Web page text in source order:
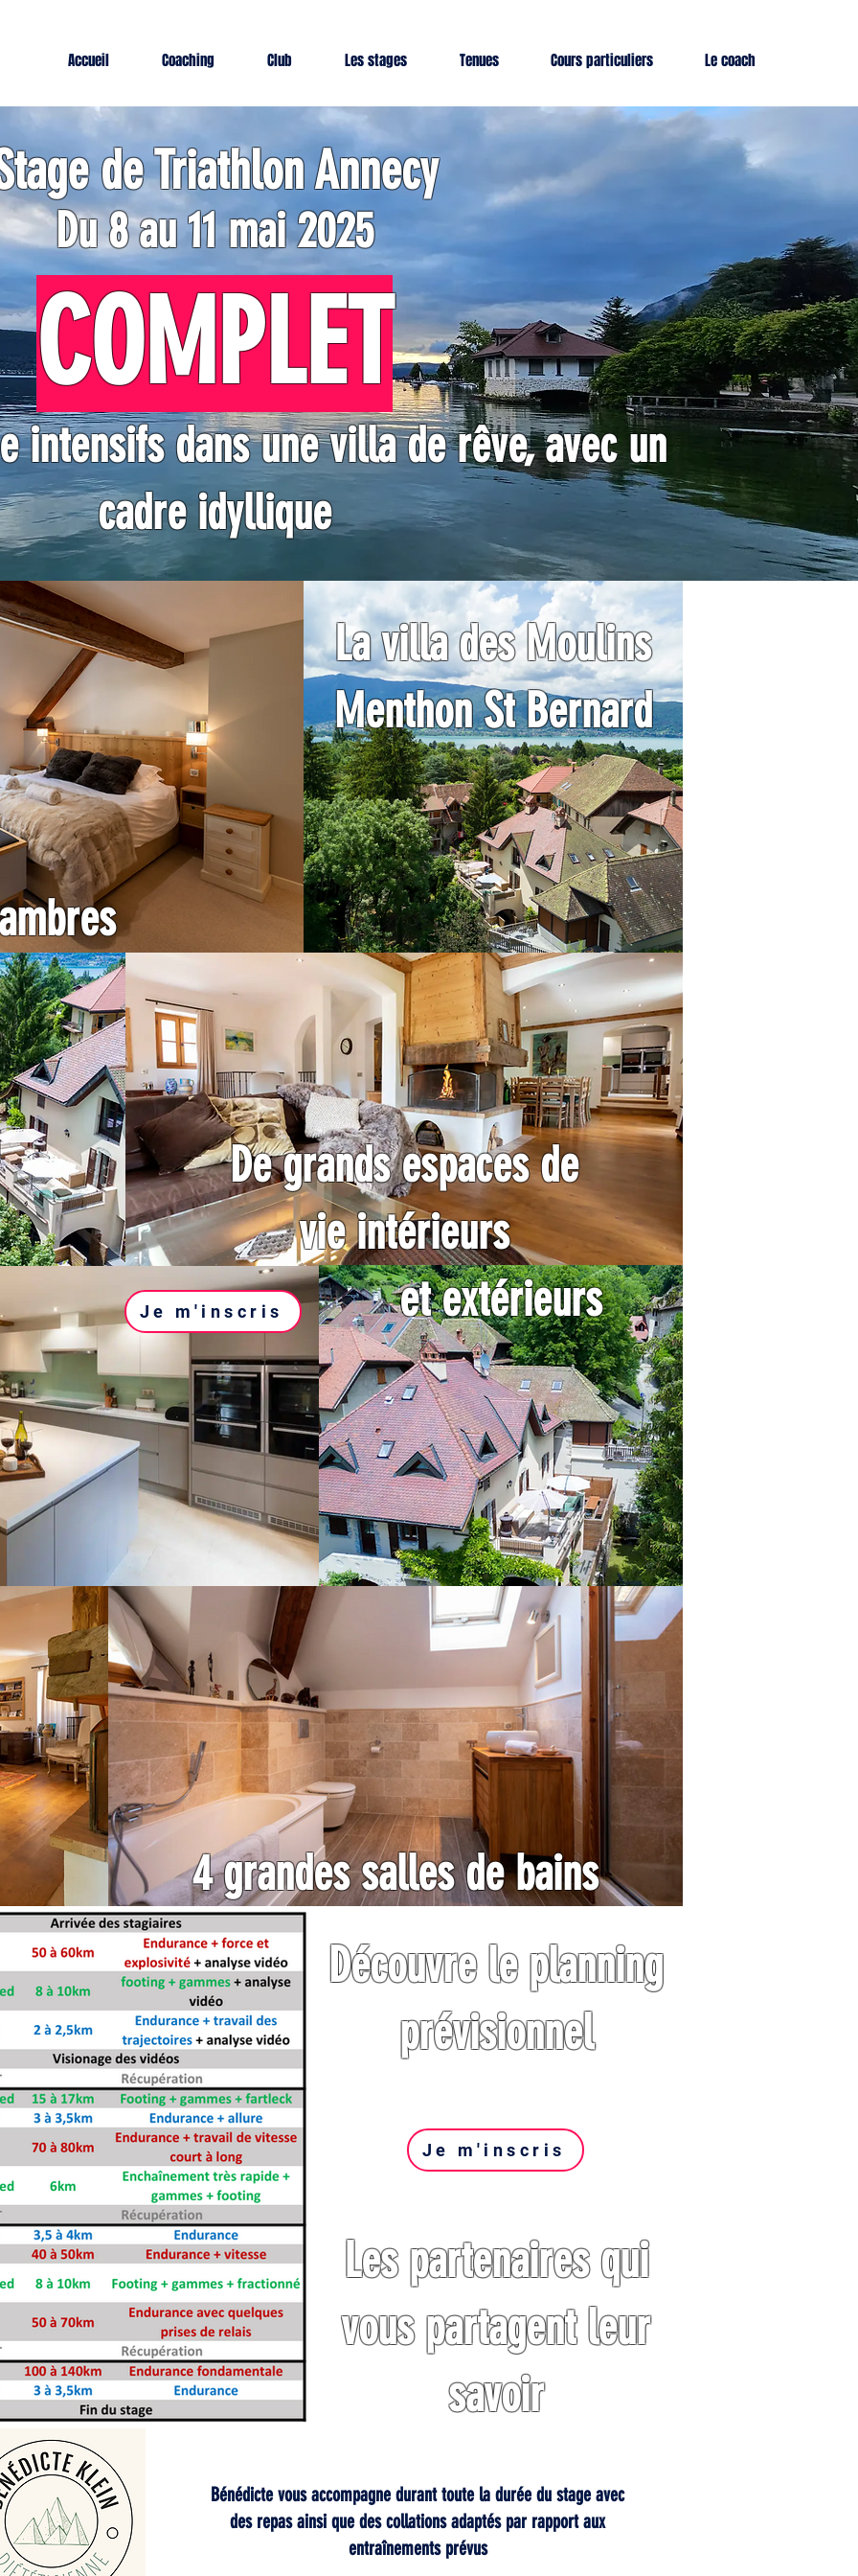
Accueil Coaching Club Les stages Tenues Cours particuliers Le coach
de Triathlon Annecy
Du 8 au 11 mai 2025
intensifs dans une villa de rêve, avec un
cadre idyllique
COMPLET
La villa des Moulins
Menthon St Bernard
De grands espaces de
vie intérieurs
et extérieurs
Je m'inscris
4 grandes salles de bains
Découvre le planning
prévisionnel
Les partenaires qui
vous partagent leur
savoir
Je m'inscris
Bénédicte vous accompagne durant toute la durée du stage avec
des repas ainsi que des collations adaptés par rapport aux
entraînements prévus